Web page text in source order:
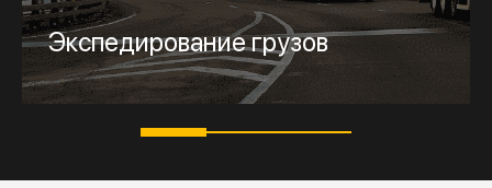
Экспедирование грузов
Далее Запросить расчёт